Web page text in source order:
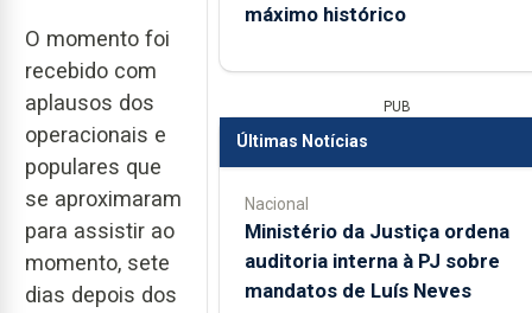
O momento foi
recebido com
aplausos dos
operacionais e
populares que
se aproximaram
para assistir ao
momento, sete
dias depois dos
máximo histórico
PUB
Últimas Notícias
Nacional
Ministério da Justiça ordena
auditoria interna à PJ sobre
mandatos de Luís Neves